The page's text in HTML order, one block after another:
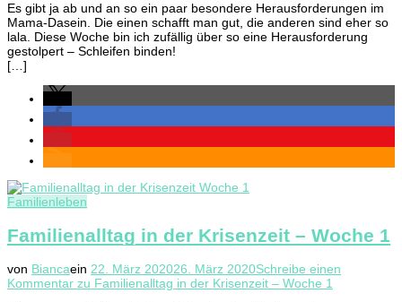
Es gibt ja ab und an so ein paar besondere Herausforderungen im
Mama-Dasein. Die einen schafft man gut, die anderen sind eher so
lala. Diese Woche bin ich zufällig über so eine Herausforderung
gestolpert – Schleifen binden!
[…]
Familienleben
Familienalltag in der Krisenzeit – Woche 1
von Biancaein 22. März 202026. März 2020Schreibe einen
Kommentar zu Familienalltag in der Krisenzeit – Woche 1